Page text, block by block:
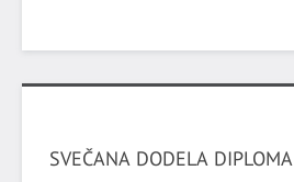
SVEČANA DODELA DIPLOMA